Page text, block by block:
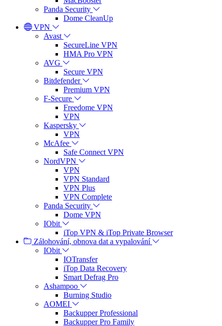
Panda Security
Dome CleanUp
VPN
Avast
SecureLine VPN
HMA Pro VPN
AVG
Secure VPN
Bitdefender
Premium VPN
F-Secure
Freedome VPN
VPN
Kaspersky
VPN
McAfee
Safe Connect VPN
NordVPN
VPN
VPN Standard
VPN Plus
VPN Complete
Panda Security
Dome VPN
IObit
iTop VPN & iTop Private Browser
Zálohování, obnova dat a vypalování
IObit
IOTransfer
iTop Data Recovery
Smart Defrag Pro
Ashampoo
Burning Studio
AOMEI
Backupper Professional
Backupper Pro Family